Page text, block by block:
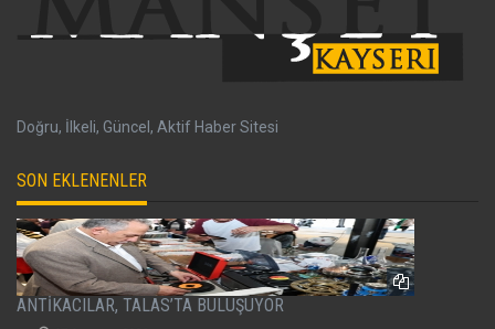
Doğru, İlkeli, Güncel, Aktif Haber Sitesi
SON EKLENENLER
ANTİKACILAR, TALAS’TA BULUŞUYOR